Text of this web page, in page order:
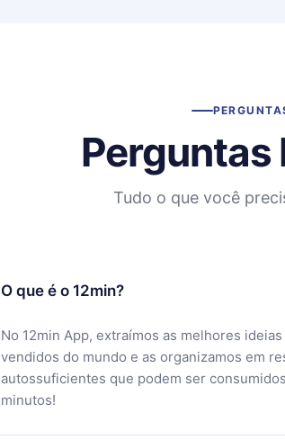
Perguntas
Tudo o que você
O que é o 12min?
No 12min App, extraímos as melhores
vendidos do mundo e as organizamos em
autossuficientes que podem ser
minutos!